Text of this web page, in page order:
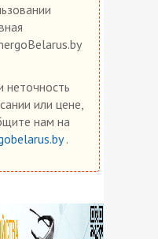
неточность
или цене,
нам на
.